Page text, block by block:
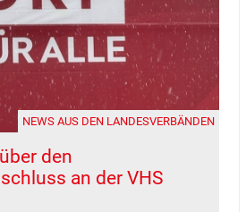
NEWS AUS DEN LANDESVERBÄNDEN
den
an der VHS